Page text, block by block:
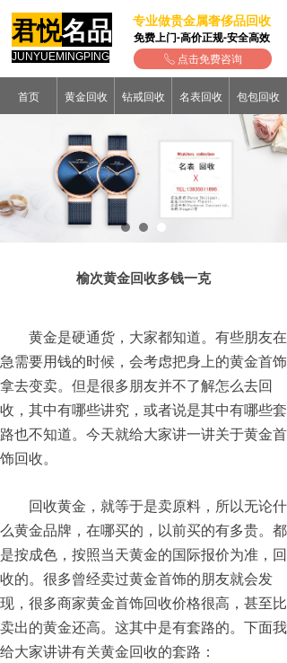
专业做贵金属奢侈品回收
免费上门-高价正规-安全高效
君悦名品
JUNYUEMINGPING ꂅ 点击免费咨询
首页 黄金回收 钻戒回收 名表回收 包包回收
榆次黄金回收多钱一克
黄金是硬通货，大家都知道。有些朋友在
急需要用钱的时候，会考虑把身上的黄金首饰
拿去变卖。但是很多朋友并不了解怎么去回
收，其中有哪些讲究，或者说是其中有哪些套
路也不知道。今天就给大家讲一讲关于黄金首
饰回收。
回收黄金，就等于是卖原料，所以无论什
么黄金品牌，在哪买的，以前买的有多贵。都
是按成色，按照当天黄金的国际报价为准，回
收的。很多曾经卖过黄金首饰的朋友就会发
现，很多商家黄金首饰回收价格很高，甚至比
卖出的黄金还高。这其中是有套路的。下面我
给大家讲讲有关黄金回收的套路：